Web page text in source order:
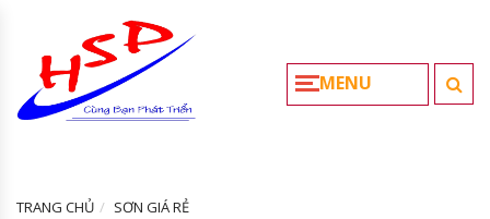
MENU
TRANG CHỦ
SƠN GIÁ RẺ